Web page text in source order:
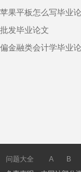
苹果平板怎么写毕业
批发毕业论文
偏金融类会计学毕业
问题大全 A B